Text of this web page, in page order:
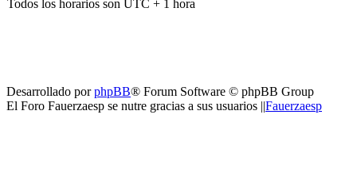
Todos los horarios son UTC + 1 hora
Desarrollado porphpBB® Forum Software © phpBB Group
El Foro Fauerzaesp se nutre gracias a sus usuarios ||Fauerzaesp